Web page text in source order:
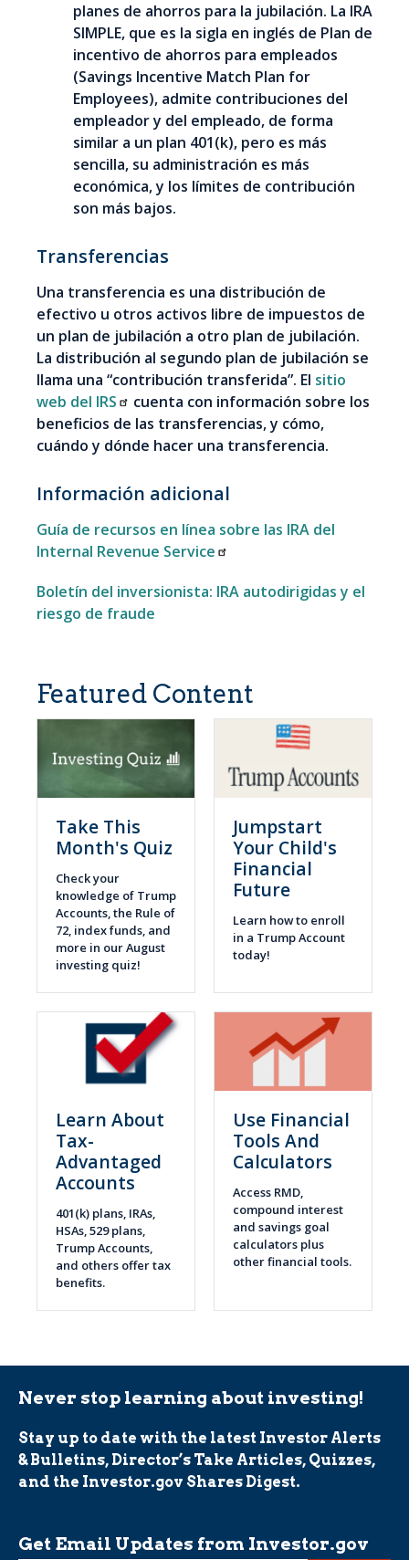
planes de ahorros para la jubilación. La IRA
SIMPLE, que es la sigla en inglés de Plan de
incentivo de ahorros para empleados
(Savings Incentive Match Plan for
Employees), admite contribuciones del
empleador y del empleado, de forma
similar a un plan 401(k), pero es más
sencilla, su administración es más
económica, y los límites de contribución
son más bajos.
Transferencias
Una transferencia es una distribución de
efectivo u otros activos libre de impuestos de
un plan de jubilación a otro plan de jubilación.
La distribución al segundo plan de jubilación se
llama una “contribución transferida”. El sitio
web del IRS
cuenta con información sobre los
beneficios de las transferencias, y cómo,
cuándo y dónde hacer una transferencia.
Información adicional
Guía de recursos en línea sobre las IRA del
Internal Revenue Service
Boletín del inversionista: IRA autodirigidas y el
riesgo de fraude
Featured Content
Take This
Month's Quiz
Check your
knowledge of Trump
Accounts, the Rule of
72, index funds, and
more in our August
investing quiz!
Jumpstart
Your Child's
Financial
Future
Learn how to enroll
in a Trump Account
today!
Learn About
Tax-
Advantaged
Accounts
401(k) plans, IRAs,
HSAs, 529 plans,
Trump Accounts,
and others offer tax
benefits.
Use Financial
Tools And
Calculators
Access RMD,
compound interest
and savings goal
calculators plus
other financial tools.
Never stop learning about investing!
Stay up to date with the latest Investor Alerts
& Bulletins, Director’s Take Articles, Quizzes,
and the Investor.gov Shares Digest.
Get Email Updates from Investor.gov